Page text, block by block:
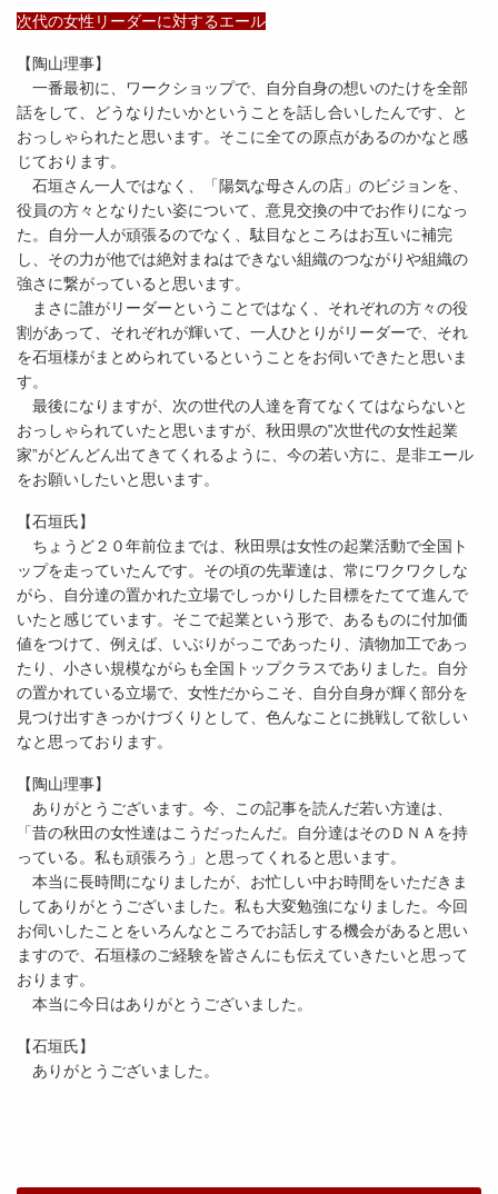
次代の女性リーダーに対するエール
【陶山理事】
一番最初に、ワークショップで、自分自身の想いのたけを全部
話をして、どうなりたいかということを話し合いしたんです、と
おっしゃられたと思います。そこに全ての原点があるのかなと感
じております。
石垣さん一人ではなく、「陽気な母さんの店」のビジョンを、
役員の方々となりたい姿について、意見交換の中でお作りになっ
た。自分一人が頑張るのでなく、駄目なところはお互いに補完
し、その力が他では絶対まねはできない組織のつながりや組織の
強さに繋がっていると思います。
まさに誰がリーダーということではなく、それぞれの方々の役
割があって、それぞれが輝いて、一人ひとりがリーダーで、それ
を石垣様がまとめられているということをお伺いできたと思いま
す。
最後になりますが、次の世代の人達を育てなくてはならないと
おっしゃられていたと思いますが、秋田県の‟次世代の女性起業
家”がどんどん出てきてくれるように、今の若い方に、是非エール
をお願いしたいと思います。
【石垣氏】
ちょうど２０年前位までは、秋田県は女性の起業活動で全国ト
ップを走っていたんです。その頃の先輩達は、常にワクワクしな
がら、自分達の置かれた立場でしっかりした目標をたてて進んで
いたと感じています。そこで起業という形で、あるものに付加価
値をつけて、例えば、いぶりがっこであったり、漬物加工であっ
たり、小さい規模ながらも全国トップクラスでありました。自分
の置かれている立場で、女性だからこそ、自分自身が輝く部分を
見つけ出すきっかけづくりとして、色んなことに挑戦して欲しい
なと思っております。
【陶山理事】
ありがとうございます。今、この記事を読んだ若い方達は、
「昔の秋田の女性達はこうだったんだ。自分達はそのＤＮＡを持
っている。私も頑張ろう」と思ってくれると思います。
本当に長時間になりましたが、お忙しい中お時間をいただきま
してありがとうございました。私も大変勉強になりました。今回
お伺いしたことをいろんなところでお話しする機会があると思い
ますので、石垣様のご経験を皆さんにも伝えていきたいと思って
おります。
本当に今日はありがとうございました。
【石垣氏】
ありがとうございました。